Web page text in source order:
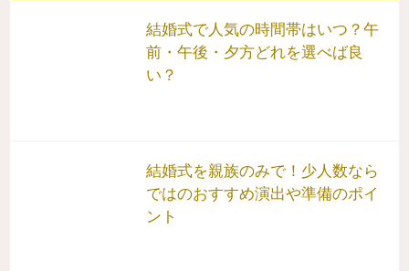
結婚式で人気の時間帯はいつ？午
前・午後・夕方どれを選べば良
い？
結婚式を親族のみで！少人数なら
ではのおすすめ演出や準備のポイ
ント